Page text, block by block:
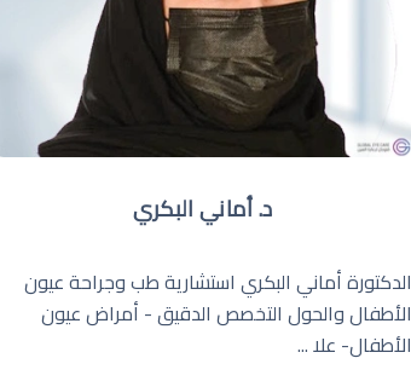
د. أماني البكري
الدكتورة أماني البكري استشارية طب وجراحة عيون
الأطفال والحول التخصص الدقيق - أمراض عيون
الأطفال- علا ...